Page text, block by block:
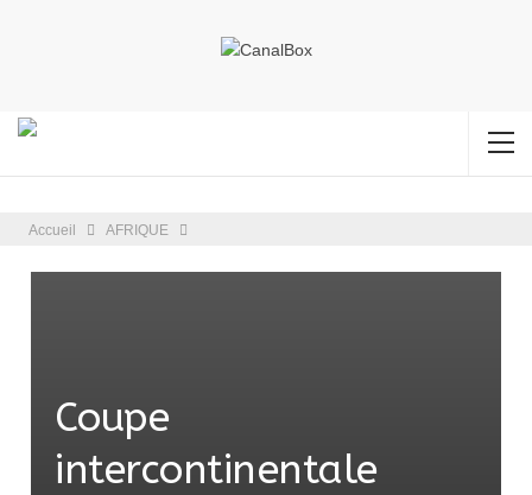
Accueil AFRIQUE
Coupe
intercontinentale